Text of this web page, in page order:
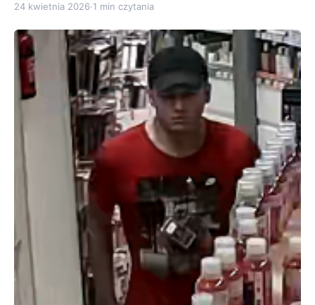
24 kwietnia 2026·1 min czytania